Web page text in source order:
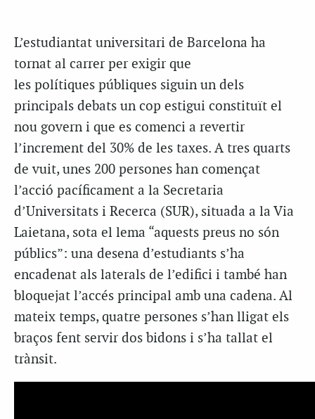
L’estudiantat universitari de Barcelona ha
tornat al carrer per exigir que
les polítiques públiques siguin un dels
principals debats un cop estigui constituït el
nou govern i que es comenci a revertir
l’increment del 30% de les taxes. A tres quarts
de vuit, unes 200 persones han començat
l’acció pacíficament a la Secretaria
d’Universitats i Recerca (SUR), situada a la Via
Laietana, sota el lema “aquests preus no són
públics”: una desena d’estudiants s’ha
encadenat als laterals de l’edifici i també han
bloquejat l’accés principal amb una cadena. Al
mateix temps, quatre persones s’han lligat els
braços fent servir dos bidons i s’ha tallat el
trànsit.